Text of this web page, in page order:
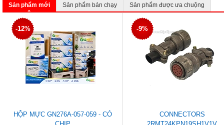
Sản phẩm mới Sản phẩm bán chạy Sản phẩm được ưa chuộng
-12%
HỘP MỰC GN276A-057-059 - CÓ
-9%
CONNECTORS